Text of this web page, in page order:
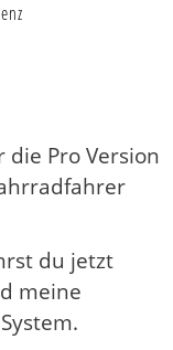
die Pro Version
du jetzt
meine